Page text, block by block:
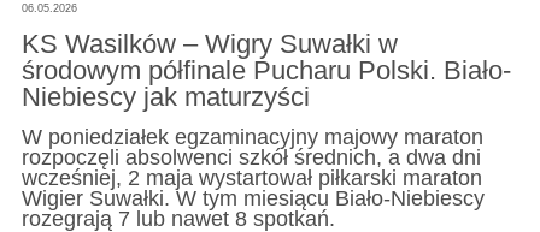
06.05.2026
KS Wasilków – Wigry Suwałki w
środowym półfinale Pucharu Polski. Biało-
Niebiescy jak maturzyści
W poniedziałek egzaminacyjny majowy maraton
rozpoczęli absolwenci szkół średnich, a dwa dni
wcześniej, 2 maja wystartował piłkarski maraton
Wigier Suwałki. W tym miesiącu Biało-Niebiescy
rozegrają 7 lub nawet 8 spotkań.